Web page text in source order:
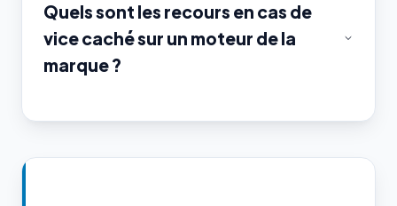
Quels sont les recours en cas de
vice caché sur un moteur de la
marque ?